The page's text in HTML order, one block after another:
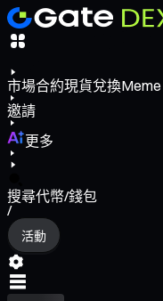
市場合約現貨兌換Meme
邀請
更多
搜尋代幣/錢包
/
活動